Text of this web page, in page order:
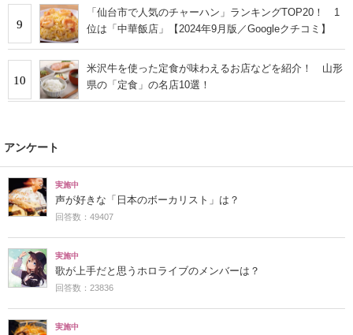
9
「仙台市で人気のチャーハン」ランキングTOP20！ 1
位は「中華飯店」【2024年9月版／Googleクチコミ】
10
米沢牛を使った定食が味わえるお店などを紹介！ 山形
県の「定食」の名店10選！
アンケート
実施中
声が好きな「日本のボーカリスト」は？
回答数：49407
実施中
歌が上手だと思うホロライブのメンバーは？
回答数：23836
実施中